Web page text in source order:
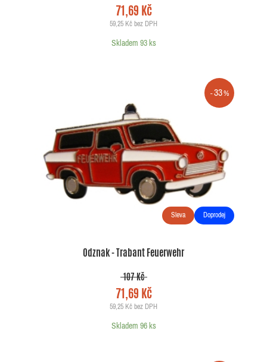
71,69 Kč
59,25 Kč bez DPH
Skladem 93 ks
Sleva Doprodej
33
Odznak - Trabant Feuerwehr
107 Kč
71,69 Kč
59,25 Kč bez DPH
Skladem 96 ks